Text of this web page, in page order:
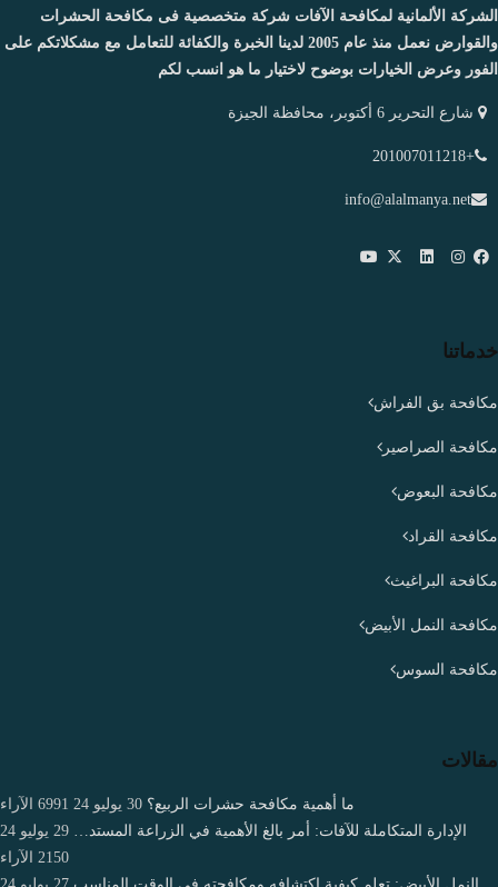
الشركة الألمانية لمكافحة الآفات شركة متخصصية فى مكافحة الحشرات
والقوارض نعمل منذ عام 2005 لدينا الخبرة والكفائة للتعامل مع مشكلاتكم على
الفور وعرض الخيارات بوضوح لاختيار ما هو انسب لكم
شارع التحرير 6 أكتوبر، محافظة الجيزة
+201007011218
info@alalmanya.net
خدماتنا
مكافحة بق الفراش
مكافحة الصراصير
مكافحة البعوض
مكافحة القراد
مكافحة البراغيث
مكافحة النمل الأبيض
مكافحة السوس
مقالات
ما أهمية مكافحة حشرات الربيع؟ 30 يوليو 24 6991 الآراء
الإدارة المتكاملة للآفات: أمر بالغ الأهمية في الزراعة المستد… 29 يوليو 24
2150 الآراء